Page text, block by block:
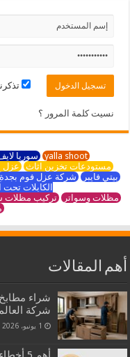
نسيت كلمة المرور ؟
yalla shoot سوريا
مستودعات تخزين اثاث عزل
بيتي فايبرشركة عزل فوم
الكابلات
مظلات وسواتر تركيب مظلات
أهم المقالات
شراء
شركة
1 يونيو، 2026